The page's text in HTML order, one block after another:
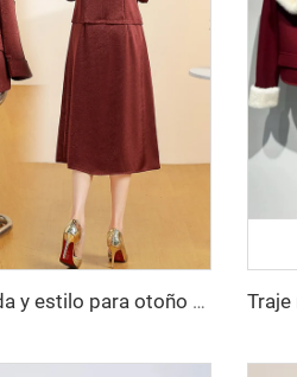
conjunto de falda de moda y estilo para otoño 2025, chaqueta con cuello en V, conjunto de dos piezas